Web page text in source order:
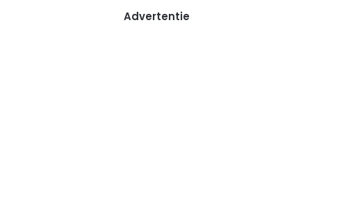
Advertentie